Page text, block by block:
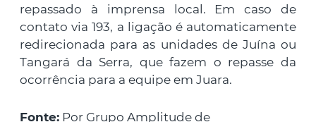
repassado à imprensa local. Em caso de
contato via 193, a ligação é automaticamente
redirecionada para as unidades de Juína ou
Tangará da Serra, que fazem o repasse da
ocorrência para a equipe em Juara.
Fonte: Por Grupo Amplitude de